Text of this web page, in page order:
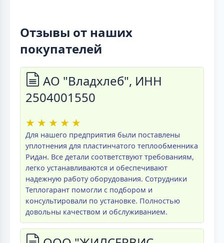
Отзывы от наших
покупателей
АО "Владхлеб", ИНН
2504001550
★ ★ ★ ★ ★
Для нашего предприятия были поставлены
уплотнения для пластинчатого теплообменника
Ридан. Все детали соответствуют требованиям,
легко устанавливаются и обеспечивают
надежную работу оборудования. Сотрудники
Теплогарант помогли с подбором и
консультировали по установке. Полностью
довольны качеством и обслуживанием.